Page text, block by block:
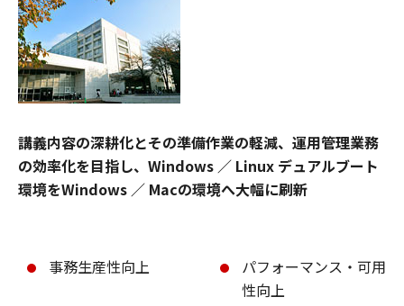
講義内容の深耕化とその準備作業の軽減、運用管理業務
の効率化を目指し、Windows ／ Linux デュアルブート
環境をWindows ／ Macの環境へ大幅に刷新
事務生産性向上
パフォーマンス・可用
性向上